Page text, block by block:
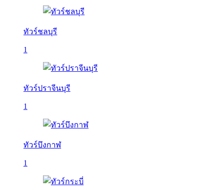
ทัวร์ชลบุรี
1
ทัวร์ปราจีนบุรี
1
ทัวร์บึงกาฬ
1